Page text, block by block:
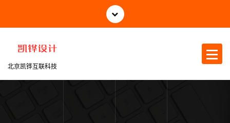
正
北京凯铧互联科技